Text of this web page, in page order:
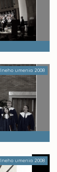
umenia 2008
umenia 2008